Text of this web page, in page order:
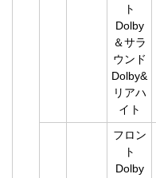
ト
Dolby
＆サラ
ウンド
Dolby&
リアハ
イト
フロン
ト
Dolby